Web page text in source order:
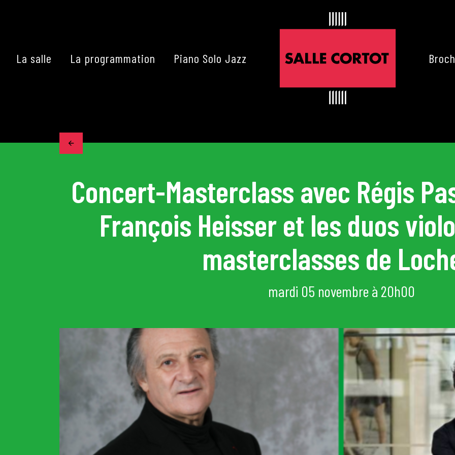
Les grands concerts
Les Masterclasses
Les Rencontres Musicales de Cortot
Concerts de midi et demi
Piano Solo Jazz
La salle
L’événementiel
Les contacts
La salle La programmation Piano Solo Jazz
Concert-Masterclass avec Régis
François Heisser et les duos
masterclasses de
mardi 05 novembre à 20h00